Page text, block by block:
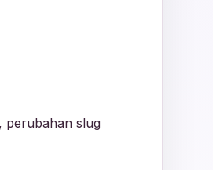
perubahan slug